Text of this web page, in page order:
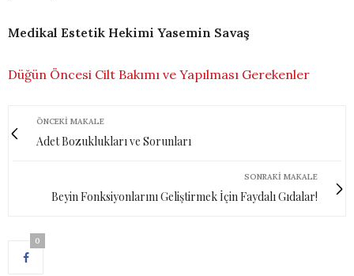
Medikal Estetik Hekimi Yasemin Savaş
Düğün Öncesi Cilt Bakımı ve Yapılması Gerekenler
ÖNCEKI MAKALE
Adet Bozuklukları ve Sorunları
SONRAKI MAKALE
Beyin Fonksiyonlarını Geliştirmek İçin Faydalı Gıdalar!
0